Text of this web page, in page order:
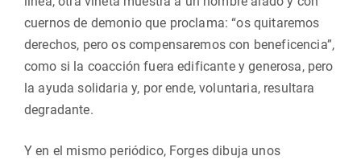
cuernos de demonio que proclama: “os quitaremos
derechos, pero os compensaremos con beneficencia”,
como si la coacción fuera edificante y generosa, pero
la ayuda solidaria y, por ende, voluntaria, resultara
degradante.
Y en el mismo periódico, Forges dibuja unos